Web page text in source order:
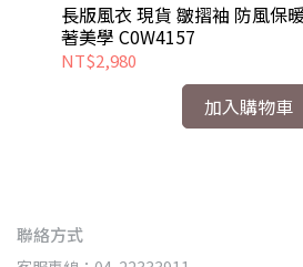
長版風衣 現貨 皺摺袖 防風保
著美學 C0W4157
NT$2,980
加入購物車
聯絡方式